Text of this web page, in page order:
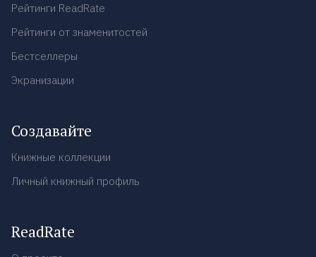
Рейтинги ReadRate
Рейтинги от знаменитостей
Бестселлеры
Экранизации
Создавайте
Книжные коллекции
Личный книжный профиль
ReadRate